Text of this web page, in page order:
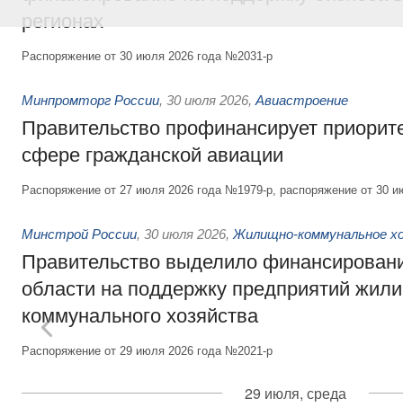
регионах
Распоряжение от 30 июля 2026 года №2031-р
Минпромторг России, 30 июля 2026, Авиастроение
Правительство профинансирует
сфере гражданской авиации
Распоряжение от 27 июля 2026 года №1979-р, распоряжение от 30
Минстрой России, 30 июля 2026, Жилищно-коммунальное
Правительство выделило
области на поддержку предприятий
коммунального хозяйства
Распоряжение от 29 июля 2026 года №2021-р
29 июля, среда